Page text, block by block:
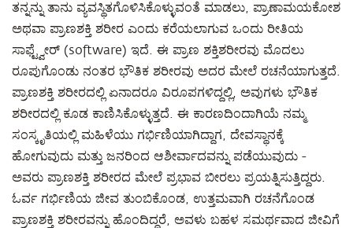
ತನ್ನನ್ನು ತಾನು ವ್ಯವಸ್ಥಿತಗೊಳಿಸಿಕೊಳ್ಳುವಂತೆ ಮಾಡಲು, ಪ್ರಾಣಾಮಯಕೋಶ
ಅಥವಾ ಪ್ರಾಣಶಕ್ತಿ ಶರೀರ ಎಂದು ಕರೆಯಲಾಗುವ ಒಂದು ರೀತಿಯ
ಸಾಫ್ಟ್ವೇರ್ (software) ಇದೆ. ಈ ಪ್ರಾಣ ಶಕ್ತಿಶರೀರವು ಮೊದಲು
ರೂಪುಗೊಂಡು ನಂತರ ಭೌತಿಕ ಶರೀರವು ಅದರ ಮೇಲೆ ರಚನೆಯಾಗುತ್ತದೆ.
ಪ್ರಾಣಶಕ್ತಿ ಶರೀರದಲ್ಲಿ ಏನಾದರೂ ವಿರೂಪಗಳಿದ್ದಲ್ಲಿ, ಅವುಗಳು ಭೌತಿಕ
ಶರೀರದಲ್ಲಿ ಕೂಡ ಕಾಣಿಸಿಕೊಳ್ಳುತ್ತದೆ. ಈ ಕಾರಣದಿಂದಾಗಿಯೆ ನಮ್ಮ
ಸಂಸ್ಕೃತಿಯಲ್ಲಿ ಮಹಿಳೆಯು ಗರ್ಭಿಣಿಯಾಗಿದ್ದಾಗ, ದೇವಸ್ಥಾನಕ್ಕೆ
ಹೋಗುವುದು ಮತ್ತು ಜನರಿಂದ ಆಶೀರ್ವಾದವನ್ನು ಪಡೆಯುವುದು -
ಅವರು ಪ್ರಾಣಶಕ್ತಿ ಶರೀರದ ಮೇಲೆ ಪ್ರಭಾವ ಬೀರಲು ಪ್ರಯತ್ನಿಸುತ್ತಿದ್ದರು.
ಓರ್ವ ಗರ್ಭಿಣಿಯ ಜೀವ ತುಂಬಿಕೊಂಡ, ಉತ್ತಮವಾಗಿ ರಚನೆಗೊಂಡ
ಪ್ರಾಣಶಕ್ತಿ ಶರೀರವನ್ನು ಹೊಂದಿದ್ದರೆ, ಅವಳು ಬಹಳ ಸಮರ್ಥವಾದ ಜೀವಿಗೆ